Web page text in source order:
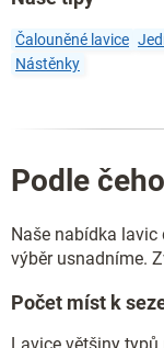
Čalouněné lavice
Nástěnky
Podle
Naše nabídka lavic
výběr usnadníme.
Počet míst k